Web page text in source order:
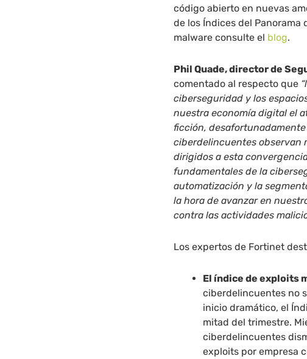
código abierto en nuevas
de los Índices del
malware consulte el blog.
Phil Quade, director de
comentado al respecto que
ciberseguridad y los
nuestra economía digital el
ficción,
ciberdelincuentes observan
dirigidos a esta
fundamentales de la
automatización y la
la hora de avanzar en
contra las actividades
Los expertos de Fortinet
El índice de exploits
ciberdelincuentes no
inicio dramático, el
mitad del trimestre.
ciberdelincuentes
exploits por empresa